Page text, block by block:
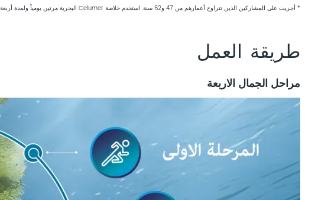
* أجريت على المشاركين الذين تتراوح أعمارهم من 47 و62 سنة. استخدم خلاصة Celumer البحرية مرتين يومياً ولمدة أربعة اسابيع. تم فحص عينات الاختبار بالمقارنة مع التحكم غير المعالج. تم إجراء الدراسة على الجسم الحي.
طريقة العمل
مراحل الجمال الاربعة